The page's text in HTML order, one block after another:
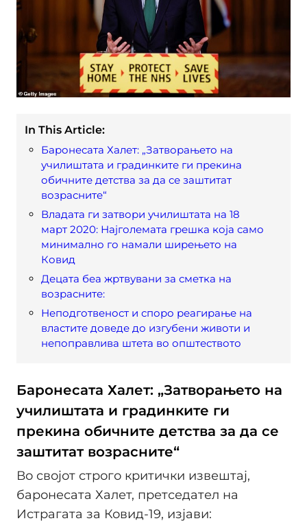
In This Article:
Баронесата Халет: „Затворањето на
училиштата и градинките ги прекина
обичните детства за да се заштитат
возрасните“
Владата ги затвори училиштата на 18
март 2020: Најголемата грешка која само
минимално го намали ширењето на
Ковид
Децата беа жртвувани за сметка на
возрасните:
Неподготвеност и споро реагирање на
властите доведе до изгубени животи и
непоправлива штета во општеството
Баронесата Халет: „Затворањето на
училиштата и градинките ги
прекина обичните детства за да се
заштитат возрасните“
Во својот строго критички извештај,
баронесата Халет, претседател на
Истрагата за Ковид-19, изјави: